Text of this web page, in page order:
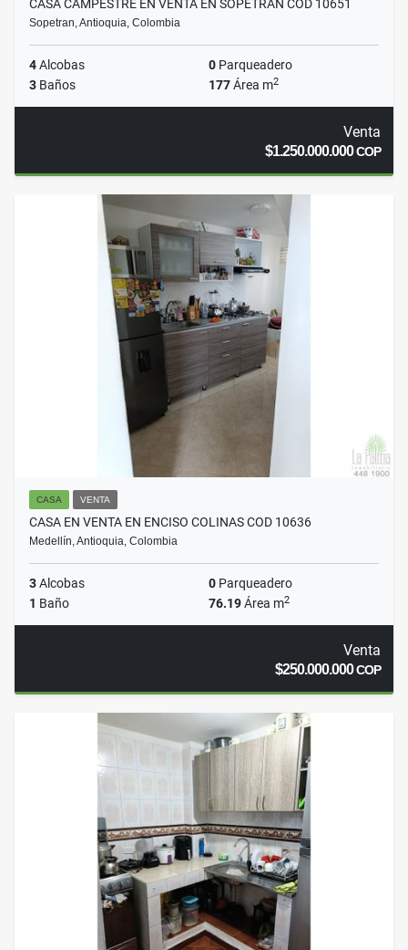
CASA CAMPESTRE EN VENTA EN SOPETRAN COD 10651
Sopetran, Antioquia, Colombia
4Alcobas 0 Parqueadero
3 Baños 177Área m2
Venta
$1.250.000.000COP
CASA VENTA
CASA EN VENTA EN ENCISO COLINAS COD 10636
Medellín, Antioquia, Colombia
3Alcobas 0 Parqueadero
1 Baño 76.19Área m2
Venta
$250.000.000COP